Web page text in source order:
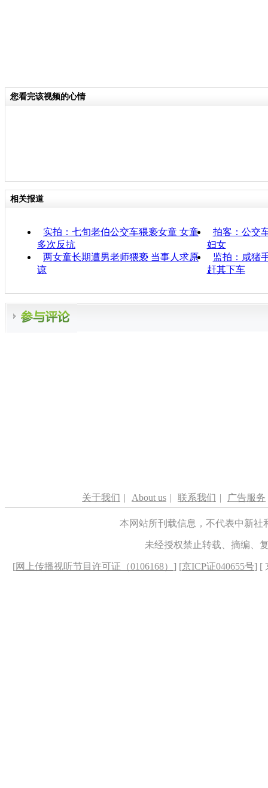
您看完该视频的心情
相关报道
实拍：七旬老伯公交车猥亵女童 女童
多次反抗
拍客：公交
妇女
两女童长期遭男老师猥亵 当事人求原
谅
监拍：咸猪
赶其下车
关于我们 | About us | 联系我们 | 广告服务
本网站所刊载信息，不代表中新
未经授权禁止转载、摘编、
[网上传播视听节目许可证（0106168） ] [京ICP证040655号] [